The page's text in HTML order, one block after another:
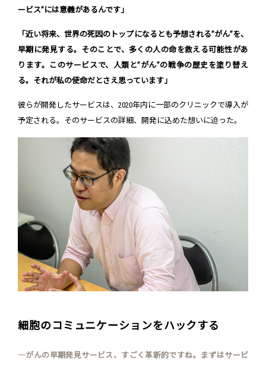
ービス”には意義があるんです」
「近い将来、世界の死因のトップになるとも予想される”がん”を、
早期に発見する。そのことで、多くの人の命を救える可能性があ
ります。このサービスで、人類と”がん”の戦争の歴史を塗り替え
る。それが私の使命だとさえ思っています」
彼らが開発したサービスは、2020年内に一部のクリニックで導入が
予定される。そのサービスの詳細、開発に込めた想いに迫った。
細胞のコミュニケーションをハックする
―がんの早期発見サービス、すごく革新的ですね。まずはサービ